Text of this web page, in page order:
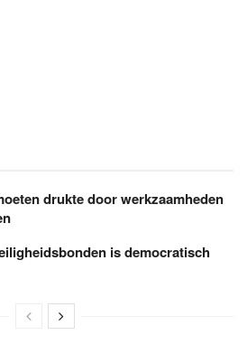
drukte door werkzaamheden
is democratisch